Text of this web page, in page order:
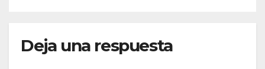
Deja una respuesta